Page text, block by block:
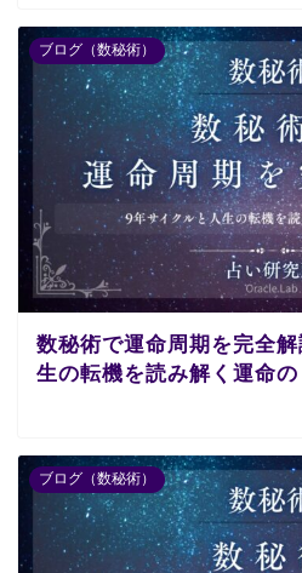
ブログ（数秘術）
数秘術で運命周期を完全
生の転機を読み解く運命の
ブログ（数秘術）